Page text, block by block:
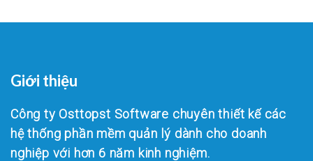
Giới thiệu
Công ty Osttopst Software chuyên thiết kế các
hệ thống phần mềm quản lý dành cho doanh
nghiệp với hơn 6 năm kinh nghiệm.